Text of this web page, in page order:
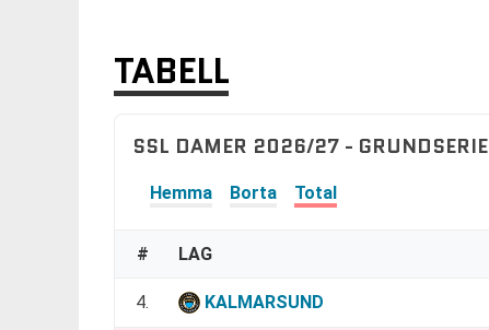
TABELL
SSL DAMER 2026/27 - GRUNDSERIE
Hemma Borta Total
# LAG
4. KALMARSUND